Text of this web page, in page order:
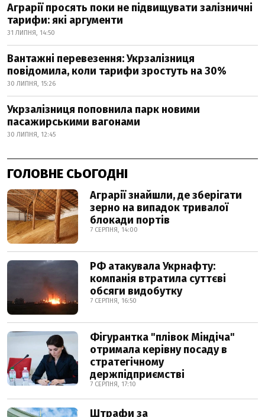
Аграрії просять поки не підвищувати залізничні
тарифи: які аргументи
31 ЛИПНЯ, 14:50
Вантажні перевезення: Укрзалізниця
повідомила, коли тарифи зростуть на 30%
30 ЛИПНЯ, 15:26
Укрзалізниця поповнила парк новими
пасажирськими вагонами
30 ЛИПНЯ, 12:45
ГОЛОВНЕ СЬОГОДНІ
Аграрії знайшли, де зберігати
зерно на випадок тривалої
блокади портів
7 СЕРПНЯ, 14:00
РФ атакувала Укрнафту:
компанія втратила суттєві
обсяги видобутку
7 СЕРПНЯ, 16:50
Фігурантка "плівок Міндіча"
отримала керівну посаду в
стратегічному
держпідприємстві
7 СЕРПНЯ, 17:10
Штрафи за